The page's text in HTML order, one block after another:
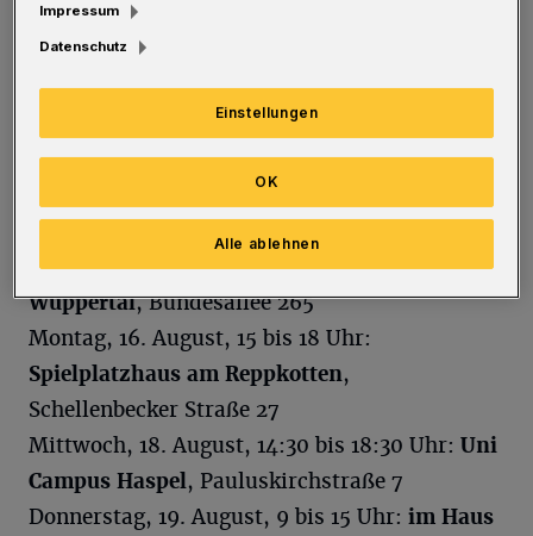
Auch in den kommenden Tagen ist der Bus an
zahlreichen Standorten in Wuppertal
anzutreffen. Eine Anmeldung für die Termine
ist nicht erforderlich. Impfwillige können
spontan während der angegebenen Zeiten
vorbeikommen.
Montag, 16. August, 11 bis 17 Uhr:AOK
Wuppertal, Bundesallee 265
Montag, 16. August, 15 bis 18 Uhr:
Spielplatzhaus am Reppkotten,
Schellenbecker Straße 27
Mittwoch, 18. August, 14:30 bis 18:30 Uhr: Uni
Campus Haspel, Pauluskirchstraße 7
Donnerstag, 19. August, 9 bis 15 Uhr: im Haus
Impressum
Datenschutz
Einstellungen
Alle ablehnen
OK